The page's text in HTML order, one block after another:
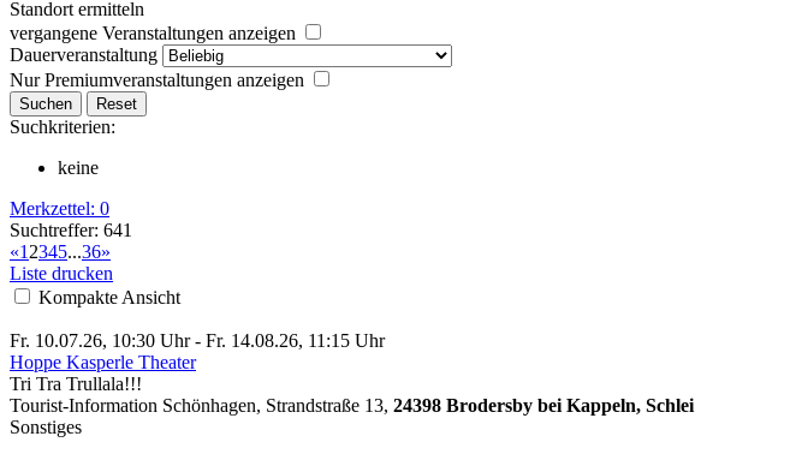
Standort ermitteln
vergangene Veranstaltungen anzeigen
Dauerveranstaltung
Nur Premiumveranstaltungen anzeigen
Suchkriterien:
keine
Merkzettel: 0
Suchtreffer: 641
«1 2345...36»
Liste drucken
Kompakte Ansicht
Fr. 10.07.26, 10:30 Uhr - Fr. 14.08.26, 11:15 Uhr
Hoppe Kasperle Theater
Tri Tra Trullala!!!
Tourist-Information Schönhagen, Strandstraße 13, 24398 Brodersby bei Kappeln, Schlei
Sonstiges